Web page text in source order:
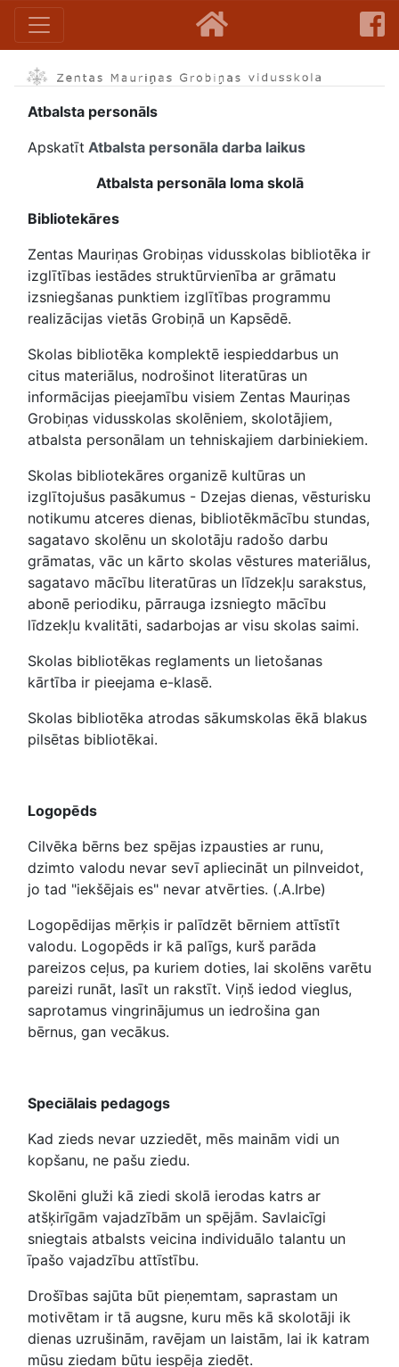
Atbalsta personāls
Apskatīt Atbalsta personāla darba laikus
Atbalsta personāla loma skolā
Bibliotekāres
Zentas Mauriņas Grobiņas vidusskolas bibliotēka ir
izglītības iestādes struktūrvienība ar grāmatu
izsniegšanas punktiem izglītības programmu
realizācijas vietās Grobiņā un Kapsēdē.
Skolas bibliotēka komplektē iespieddarbus un
citus materiālus, nodrošinot literatūras un
informācijas pieejamību visiem Zentas Mauriņas
Grobiņas vidusskolas skolēniem, skolotājiem,
atbalsta personālam un tehniskajiem darbiniekiem.
Skolas bibliotekāres organizē kultūras un
izglītojušus pasākumus - Dzejas dienas, vēsturisku
notikumu atceres dienas, bibliotēkmācību stundas,
sagatavo skolēnu un skolotāju radošo darbu
grāmatas, vāc un kārto skolas vēstures materiālus,
sagatavo mācību literatūras un līdzekļu sarakstus,
abonē periodiku, pārrauga izsniegto mācību
līdzekļu kvalitāti, sadarbojas ar visu skolas saimi.
Skolas bibliotēkas reglaments un lietošanas
kārtība ir pieejama e-klasē.
Skolas bibliotēka atrodas sākumskolas ēkā blakus
pilsētas bibliotēkai.
Logopēds
Cilvēka bērns bez spējas izpausties ar runu,
dzimto valodu nevar sevī apliecināt un pilnveidot,
jo tad "iekšējais es" nevar atvērties. (.A.Irbe)
Logopēdijas mērķis ir palīdzēt bērniem attīstīt
valodu. Logopēds ir kā palīgs, kurš parāda
pareizos ceļus, pa kuriem doties, lai skolēns varētu
pareizi runāt, lasīt un rakstīt. Viņš iedod vieglus,
saprotamus vingrinājumus un iedrošina gan
bērnus, gan vecākus.
Speciālais pedagogs
Kad zieds nevar uzziedēt, mēs mainām vidi un
kopšanu, ne pašu ziedu.
Skolēni gluži kā ziedi skolā ierodas katrs ar
atšķirīgām vajadzībām un spējām. Savlaicīgi
sniegtais atbalsts veicina individuālo talantu un
īpašo vajadzību attīstību.
Drošības sajūta būt pieņemtam, saprastam un
motivētam ir tā augsne, kuru mēs kā skolotāji ik
dienas uzrušinām, ravējam un laistām, lai ik katram
mūsu ziedam būtu iespēja ziedēt.